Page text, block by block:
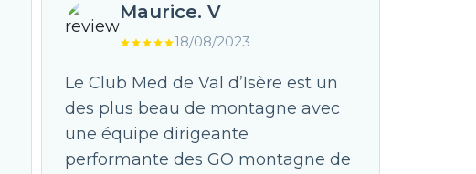
Maurice. V
18/08/2023
Le Club Med de Val d’Isère est un
des plus beau de montagne avec
une équipe dirigeante
performante des GO montagne de